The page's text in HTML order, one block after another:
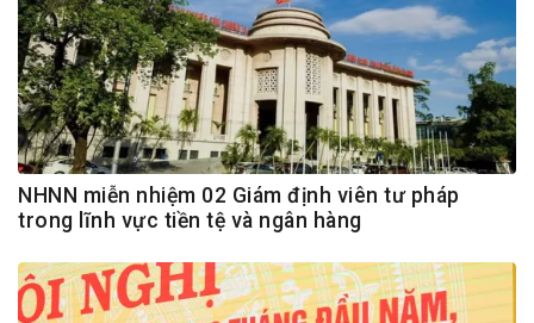
NHNN miễn nhiệm 02 Giám định viên tư pháp
trong lĩnh vực tiền tệ và ngân hàng